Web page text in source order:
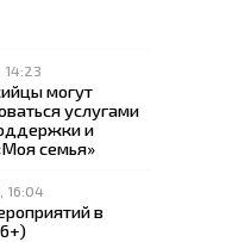
14:23
могут
услугами
и
семья»
16:04
в